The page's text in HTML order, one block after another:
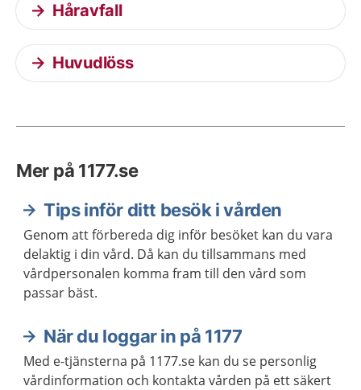
Håravfall
Huvudlöss
Mer på 1177.se
Tips inför ditt besök i vården
Genom att förbereda dig inför besöket kan du vara
delaktig i din vård. Då kan du tillsammans med
vårdpersonalen komma fram till den vård som
passar bäst.
När du loggar in på 1177
Med e-tjänsterna på 1177.se kan du se personlig
vårdinformation och kontakta vården på ett säkert